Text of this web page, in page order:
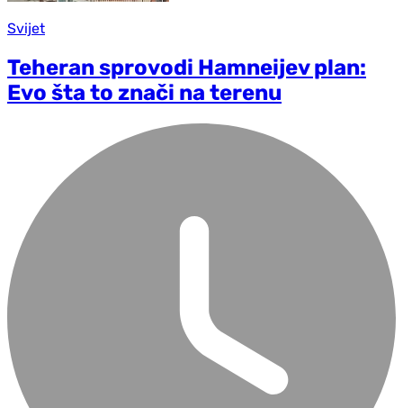
Svijet
Teheran sprovodi Hamneijev plan:
Evo šta to znači na terenu